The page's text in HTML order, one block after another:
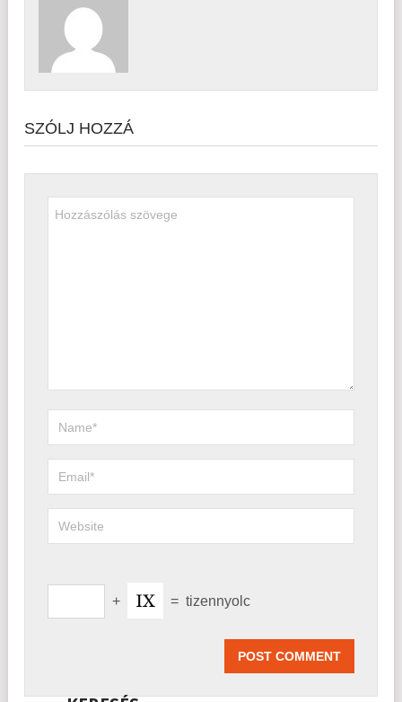
SZÓLJ HOZZÁ
+ = tizennyolc